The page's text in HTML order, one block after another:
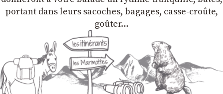
portant dans leurs sacoches, bagages, casse-croûte,
goûter…